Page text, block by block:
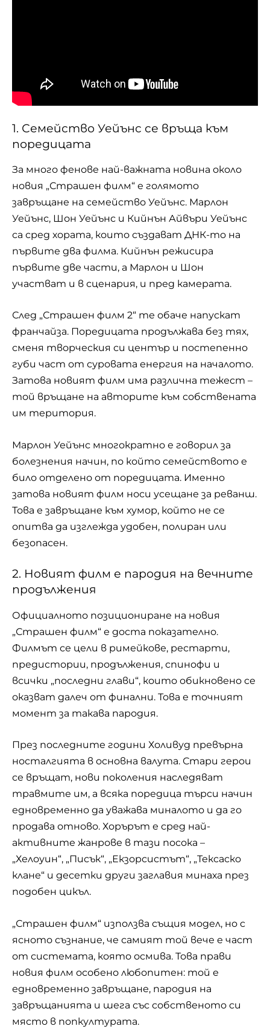
1. Семейство Уейънс се връща към
поредицата
За много фенове най-важната новина около
новия „Страшен филм“ е голямото
завръщане на семейство Уейънс. Марлон
Уейънс, Шон Уейънс и Кийнън Айвъри Уейънс
са сред хората, които създават ДНК-то на
първите два филма. Кийнън режисира
първите две части, а Марлон и Шон
участват и в сценария, и пред камерата.
След „Страшен филм 2“ те обаче напускат
франчайза. Поредицата продължава без тях,
сменя творческия си център и постепенно
губи част от суровата енергия на началото.
Затова новият филм има различна тежест –
той връщане на авторите към собствената
им територия.
Марлон Уейънс многократно е говорил за
болезнения начин, по който семейството е
било отделено от поредицата. Именно
затова новият филм носи усещане за реванш.
Това е завръщане към хумор, който не се
опитва да изглежда удобен, полиран или
безопасен.
2. Новият филм е пародия на вечните
продължения
Официалното позициониране на новия
„Страшен филм“ е доста показателно.
Филмът се цели в римейкове, рестарти,
предистории, продължения, спинофи и
всички „последни глави“, които обикновено се
оказват далеч от финални. Това е точният
момент за такава пародия.
През последните години Холивуд превърна
носталгията в основна валута. Стари герои
се връщат, нови поколения наследяват
травмите им, а всяка поредица търси начин
едновременно да уважава миналото и да го
продава отново. Хорърът е сред най-
активните жанрове в тази посока –
„Хелоуин“, „Писък“, „Екзорсистът“, „Тексаско
клане“ и десетки други заглавия минаха през
подобен цикъл.
„Страшен филм“ използва същия модел, но с
ясното съзнание, че самият той вече е част
от системата, която осмива. Това прави
новия филм особено любопитен: той е
едновременно завръщане, пародия на
завръщанията и шега със собственото си
място в попкултурата.